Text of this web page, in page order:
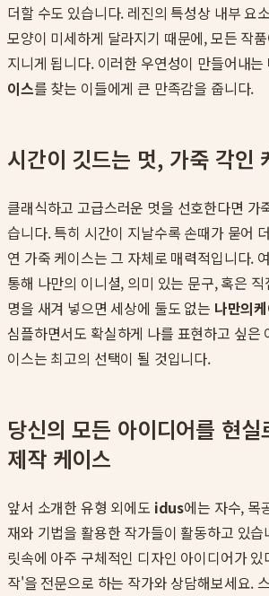
더할 수도 있습니다. 레진의 특성상 내부 요
모양이 미세하게 달라지기 때문에, 모든 작
지니게 됩니다. 이러한 우연성이 만들어내는
이스를 찾는 이들에게 큰 만족감을 줍니다.
시간이 깃드는 멋, 가죽 각인
클래식하고 고급스러운 멋을 선호한다면 가
습니다. 특히 시간이 지날수록 손때가 묻어
연 가죽 케이스는 그 자체로 매력적입니다.
통해 나만의 이니셜, 의미 있는 문구, 혹은
명을 새겨 넣으면 세상에 둘도 없는 나만의
심플하면서도 확실하게 나를 표현하고 싶은
이스는 최고의 선택이 될 것입니다.
당신의 모든 아이디어를 현
제작 케이스
앞서 소개한 유형 외에도 idus에는 자수, 목
재와 기법을 활용한 작가들이 활동하고 있
릿속에 아주 구체적인 디자인 아이디어가
작'을 전문으로 하는 작가와 상담해보세요.